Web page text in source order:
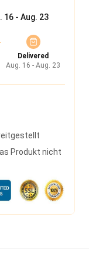
16 - Aug. 23
Delivered
Aug. 16 - Aug. 23
Produkt nicht